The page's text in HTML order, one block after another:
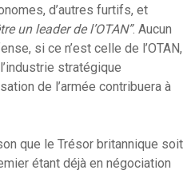
d’autres furtifs, et
un leader de l’OTAN”. Aucun
si ce n’est celle de l’OTAN,
stratégique
de l’armée contribuera à
que le Trésor britannique soit
étant déjà en négociation